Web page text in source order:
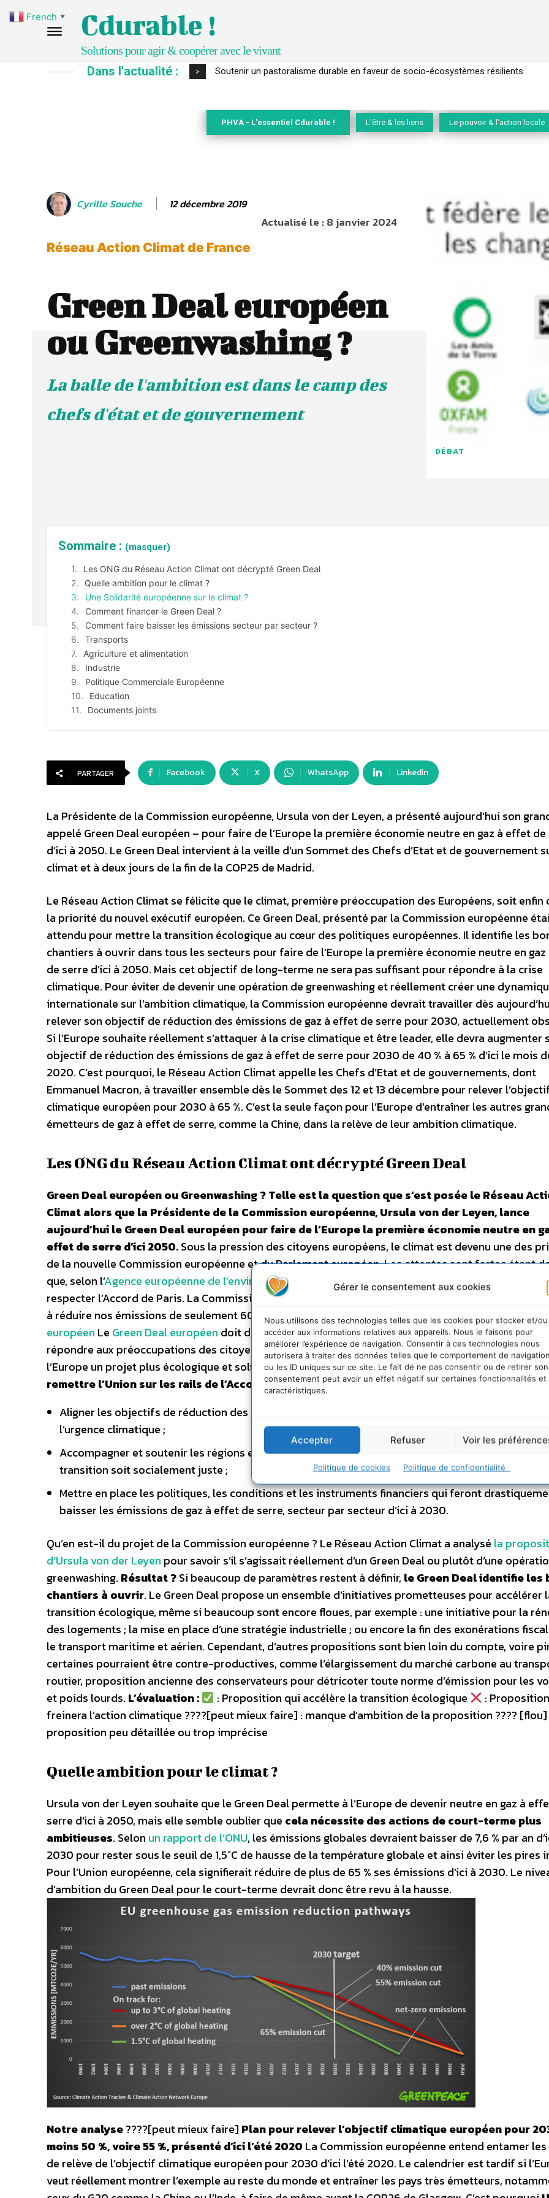
Gérer le consentement aux cookies
Nous utilisons des technologies telles que les cookies pour stocker et/ou
accéder aux informations relatives aux appareils. Nous le faisons pour
améliorer l’expérience de navigation. Consentir à ces technologies nous
autorisera à traiter des données telles que le comportement de navigation
ou les ID uniques sur ce site. Le fait de ne pas consentir ou de retirer son
consentement peut avoir un effet négatif sur certaines fonctionnalités et
caractéristiques.
Accepter Refuser Voir les
Politique de cookies Politique de confidentialité
Cdurable !
Solutions pour agir & coopérer avec le vivant
Dans l'actualité : > Soutenir un pastoralisme durable en faveur de socio-écosystèmes résilients
S’inspirer de l’arbre pour un modèle économique régénératif du vivant …
PHVA - L'essentiel Cdurable ! L'être & les liens Le pouvoir & l'action locale
Cyrille Souche 12 décembre 2019
Actualisé le :8 janvier 2024
Réseau Action Climat de France
Green Deal européen
ou Greenwashing ?
La balle de l'ambition est dans le camp des
chefs d'état et de gouvernement
DÉBAT
Sommaire : (masquer)
Les ONG du Réseau Action Climat ont décrypté Green Deal
Quelle ambition pour le climat ?
Une Solidarité européenne sur le climat ?
Comment financer le Green Deal ?
Comment faire baisser les émissions secteur par secteur ?
Transports
Agriculture et alimentation
Industrie
Politique Commerciale Européenne
Education
Documents joints
PARTAGER Facebook X WhatsApp Linkedin
La Présidente de la Commission européenne, Ursula von der Leyen, a présenté aujourd’hui son
appelé Green Deal européen – pour faire de l’Europe la première économie neutre en gaz à effet de
d’ici à 2050. Le Green Deal intervient à la veille d’un Sommet des Chefs d’Etat et de gouvernement
climat et à deux jours de la fin de la COP25 de Madrid.
Le Réseau Action Climat se félicite que le climat, première préoccupation des Européens, soit enfin
la priorité du nouvel exécutif européen. Ce Green Deal, présenté par la Commission européenne
attendu pour mettre la transition écologique au cœur des politiques européennes. Il identifie les
chantiers à ouvrir dans tous les secteurs pour faire de l’Europe la première économie neutre en
de serre d’ici à 2050. Mais cet objectif de long-terme ne sera pas suffisant pour répondre à la crise
climatique. Pour éviter de devenir une opération de greenwashing et réellement créer une
internationale sur l’ambition climatique, la Commission européenne devrait travailler dès
relever son objectif de réduction des émissions de gaz à effet de serre pour 2030, actuellement
Si l’Europe souhaite réellement s’attaquer à la crise climatique et être leader, elle devra augmenter
objectif de réduction des émissions de gaz à effet de serre pour 2030 de 40 % à 65 % d’ici le mois
2020. C’est pourquoi, le Réseau Action Climat appelle les Chefs d’Etat et de gouvernements, dont
Emmanuel Macron, à travailler ensemble dès le Sommet des 12 et 13 décembre pour relever
climatique européen pour 2030 à 65 %. C’est la seule façon pour l’Europe d’entraîner les autres
émetteurs de gaz à effet de serre, comme la Chine, dans la relève de leur ambition climatique.
Les ONG du Réseau Action Climat ont décrypté Green Deal
Green Deal européen ou Greenwashing ? Telle est la question que s’est posée le Réseau
Climat alors que la Présidente de la Commission européenne, Ursula von der Leyen, lance
aujourd’hui le Green Deal européen pour faire de l’Europe la première économie neutre en
effet de serre d’ici 2050.Sous la pression des citoyens européens, le climat est devenu une des
de la nouvelle Commission européenne et du Parlement européen. Les attentes sont fortes étant
que, selon l’Agence européenne de l’environnement
, l’Europe n’est pas sur la bonne trajectoire pour
respecter l’Accord de Paris. La Commission elle-même, reconnaît que la politique actuelle nous
à réduire nos émissions de seulement 60 % d’ici 2050, très loin de la neutralité climatique.Green Deal
européen Le Green Deal européen doit donc être une opportunité pour le nouvel exécutif européen
répondre aux préoccupations des citoyens en engageant de réelles transformations visant à faire de
l’Europe un projet plus écologique et solidaire. Pour le Réseau Action Climat,ce plan est le
remettre l’Union sur les rails de l’Accord de Paris. Il doit maintenant agir en urgence sur trois
Aligner les objectifs de réduction des émissions de gaz à effet de serre de court et de long terme à
l’urgence climatique ;
Accompagner et soutenir les régions et les travailleurs, dans leurs transformations afin que cette
transition soit socialement juste ;
Mettre en place les politiques, les conditions et les instruments financiers qui feront
baisser les émissions de gaz à effet de serre, secteur par secteur d’ici à 2030.
Qu’en est-il du projet de la Commission européenne ? Le Réseau Action Climat a analysé la
d’Ursula von der Leyen pour savoir s’il s’agissait réellement d’un Green Deal ou plutôt d’une
greenwashing. Résultat ?Si beaucoup de paramètres restent à définir, le Green Deal identifie les
chantiers à ouvrir. Le Green Deal propose un ensemble d’initiatives prometteuses pour accélérer
transition écologique, même si beaucoup sont encore floues, par exemple : une initiative pour la
des logements ; la mise en place d’une stratégie industrielle ; ou encore la fin des exonérations
le transport maritime et aérien. Cependant, d’autres propositions sont bien loin du compte, voire
certaines pourraient être contre-productives, comme l’élargissement du marché carbone au
routier, proposition ancienne des conservateurs pour détricoter toute norme d’émission pour les
et poids lourds. L’évaluation : : Proposition qui accélère la transition écologique
:
freinera l’action climatique ????[peut mieux faire] : manque d’ambition de la proposition ???? [flou]
proposition peu détaillée ou trop imprécise
Quelle ambition pour le climat ?
Ursula von der Leyen souhaite que le Green Deal permette à l’Europe de devenir neutre en gaz à
serre d’ici à 2050, mais elle semble oublier que cela nécessite des actions de court-terme plus
ambitieuses. Selon un rapport de l’ONU, les émissions globales devraient baisser de 7,6 % par an
2030 pour rester sous le seuil de 1,5°C de hausse de la température globale et ainsi éviter les pires
Pour l’Union européenne, cela signifierait réduire de plus de 65 % ses émissions d’ici à 2030. Le
d’ambition du Green Deal pour le court-terme devrait donc être revu à la hausse.
Notre analyse????[peut mieux faire] Plan pour relever l’objectif climatique européen pour
moins 50 %, voire 55 %, présenté d’ici l’été 2020 La Commission européenne entend entamer les
de relève de l’objectif climatique européen pour 2030 d’ici l’été 2020. Le calendrier est tardif si
veut réellement montrer l’exemple au reste du monde et entraîner les pays très émetteurs,
French ▼